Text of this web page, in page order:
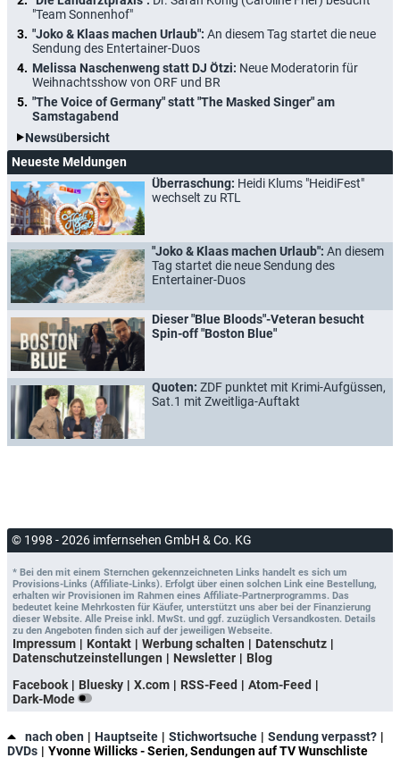
"Team Sonnenhof"
"Joko & Klaas machen Urlaub": An diesem Tag startet die neue
Sendung des Entertainer-Duos
Melissa Naschenweng statt DJ Ötzi: Neue Moderatorin für
Weihnachtsshow von ORF und BR
"The Voice of Germany" statt "The Masked Singer" am
Samstagabend
Newsübersicht
Neueste Meldungen
Überraschung: Heidi Klums "HeidiFest"
wechselt zu RTL
"Joko & Klaas machen Urlaub": An diesem
Tag startet die neue Sendung des
Entertainer-Duos
Dieser "Blue Bloods"-Veteran besucht
Spin-off "Boston Blue"
Quoten: ZDF punktet mit Krimi-Aufgüssen,
Sat.1 mit Zweitliga-Auftakt
© 1998 - 2026 imfernsehen GmbH & Co. KG
* Bei den mit einem Sternchen gekennzeichneten Links handelt es sich um
Provisions-Links (Affiliate-Links). Erfolgt über einen solchen Link eine Bestellung,
erhalten wir Provisionen im Rahmen eines Affiliate-Partnerprogramms. Das
bedeutet keine Mehrkosten für Käufer, unterstützt uns aber bei der Finanzierung
dieser Website. Alle Preise inkl. MwSt. und ggf. zuzüglich Versandkosten. Details
zu den Angeboten finden sich auf der jeweiligen Webseite.
Impressum Kontakt Werbung schalten
Datenschutz
Datenschutzeinstellungen
Newsletter
Blog
Facebook
Bluesky X.com RSS-Feed
Atom-Feed
Dark-Mode
nach oben Hauptseite Stichwortsuche
Sendung verpasst?
DVDs
Yvonne Willicks - Serien, Sendungen auf TV Wunschliste